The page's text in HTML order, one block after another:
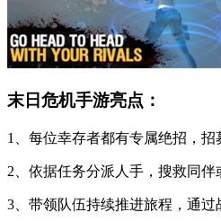
末日危机手游亮点：
1、每位幸存者都有专属绝招，招
2、依据任务分派人手，搜救同伴
3、带领队伍持续推进旅程，通过